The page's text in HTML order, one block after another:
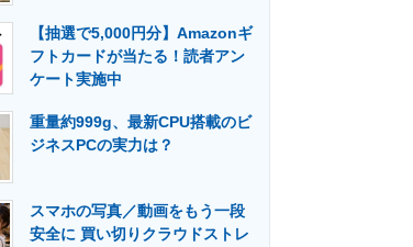
建設×テクノロジーの最前線
【抽選で5,000円分】Amazonギ
フトカードが当たる！読者アン
ケート実施中
重量約999g、最新CPU搭載のビ
ジネスPCの実力は？
スマホの写真／動画をもう一段
安全に 買い切りクラウドストレ